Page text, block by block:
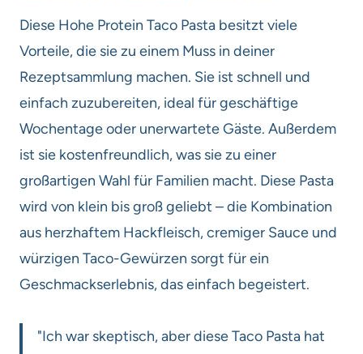
Diese Hohe Protein Taco Pasta besitzt viele
Vorteile, die sie zu einem Muss in deiner
Rezeptsammlung machen. Sie ist schnell und
einfach zuzubereiten, ideal für geschäftige
Wochentage oder unerwartete Gäste. Außerdem
ist sie kostenfreundlich, was sie zu einer
großartigen Wahl für Familien macht. Diese Pasta
wird von klein bis groß geliebt – die Kombination
aus herzhaftem Hackfleisch, cremiger Sauce und
würzigen Taco-Gewürzen sorgt für ein
Geschmackserlebnis, das einfach begeistert.
"Ich war skeptisch, aber diese Taco Pasta hat